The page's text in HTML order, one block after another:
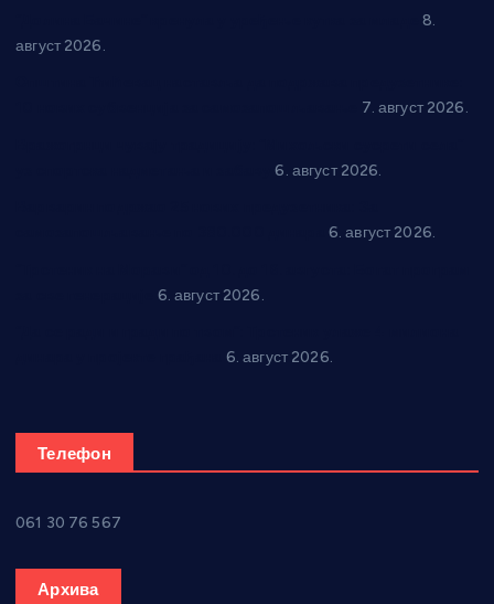
8.
август 2026.
7. август 2026.
6. август 2026.
6. август 2026.
6. август 2026.
6. август 2026.
Телефон
061 30 76 567
Архива